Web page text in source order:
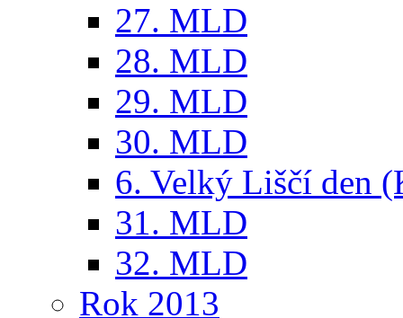
27. MLD
28. MLD
29. MLD
30. MLD
6. Velký Liščí den
31. MLD
32. MLD
Rok 2013